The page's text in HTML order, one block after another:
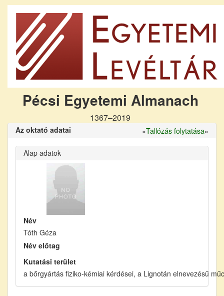
Pécsi Egyetemi Almanach
1367–2019
Az oktató adatai «Tallózás folytatása»
Alap adatok
Név
Tóth Géza
Név előtag
Kutatási terület
a bőrgyártás fiziko-kémiai kérdései, a Lignotán elnevezésű